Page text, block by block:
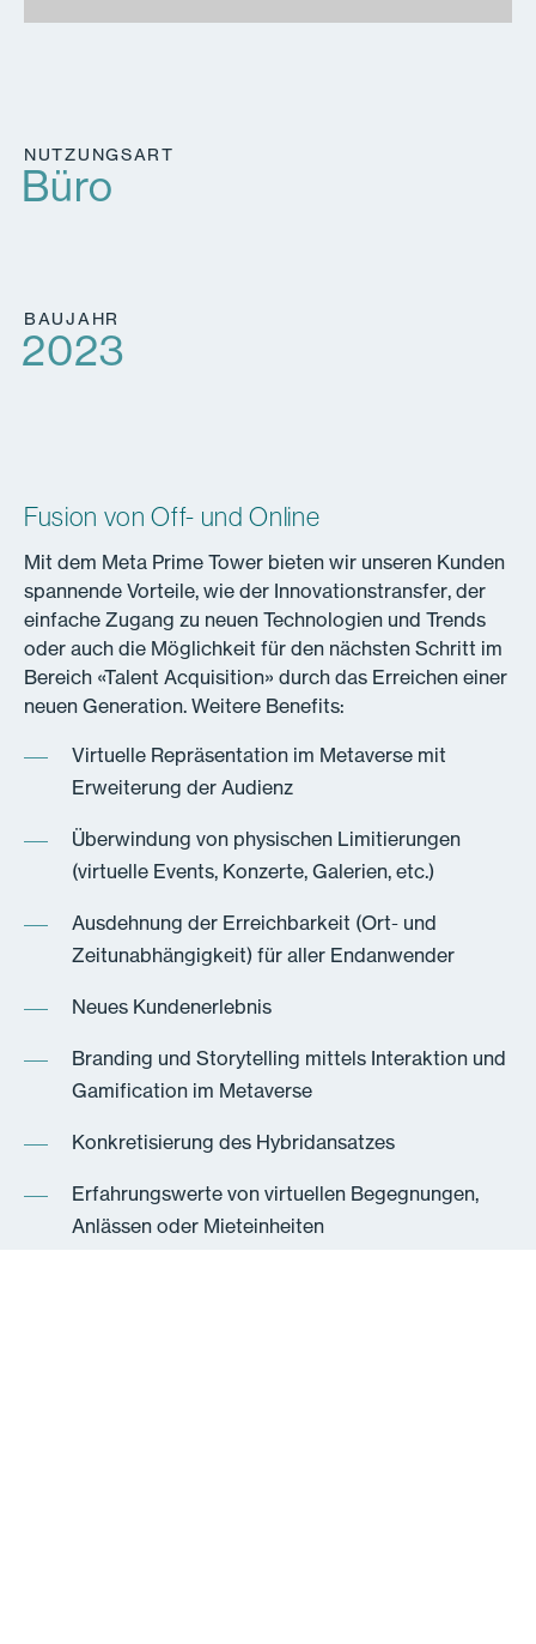
NUTZUNGSART
Büro
BAUJAHR
2023
Fusion von Off- und Online
Mit dem Meta Prime Tower bieten wir unseren Kunden
spannende Vorteile, wie der Innovationstransfer, der
einfache Zugang zu neuen Technologien und Trends
oder auch die Möglichkeit für den nächsten Schritt im
Bereich «Talent Acquisition» durch das Erreichen einer
neuen Generation. Weitere Benefits:
Virtuelle Repräsentation im Metaverse mit
Erweiterung der Audienz
Überwindung von physischen Limitierungen
(virtuelle Events, Konzerte, Galerien, etc.)
Ausdehnung der Erreichbarkeit (Ort- und
Zeitunabhängigkeit) für aller Endanwender
Neues Kundenerlebnis
Branding und Storytelling mittels Interaktion und
Gamification im Metaverse
Konkretisierung des Hybridansatzes
Erfahrungswerte von virtuellen Begegnungen,
Anlässen oder Mieteinheiten